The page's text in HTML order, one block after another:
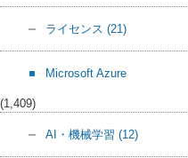
ライセンス (21)
Microsoft Azure
(1,409)
AI・機械学習 (12)